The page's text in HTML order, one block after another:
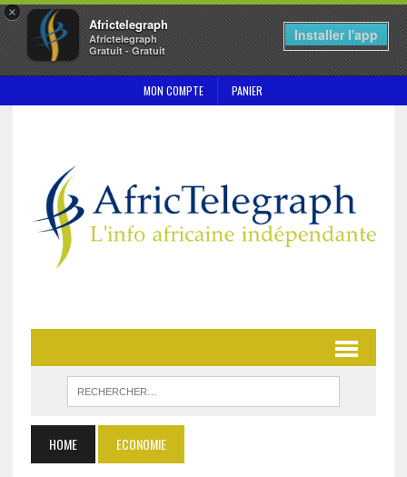
×
Africtelegraph
Africtelegraph
Gratuit - Gratuit
Installer l'app
MON COMPTE PANIER
HOME ECONOMIE